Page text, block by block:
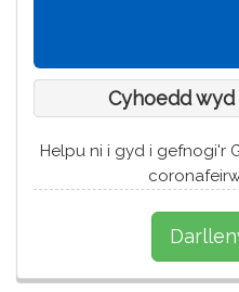
Cyhoedd
Helpu ni i gyd i gefnogi'r